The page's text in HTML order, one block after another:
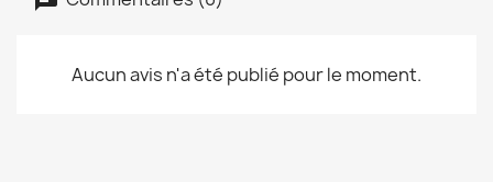
Aucun avis n'a été publié pour le moment.